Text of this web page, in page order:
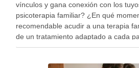
vínculos y gana conexión con los
psicoterapia familiar? ¿En qué
recomendable acudir a una terapia
de un tratamiento adaptado a cada
miembro superior es diferente y, por